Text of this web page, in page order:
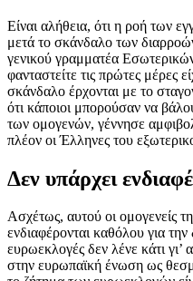
Είναι αλήθεια, ότι η ροή των
μετά το σκάνδαλο των
γενικού γραμματέα
φανταστείτε τις πρώτες μέρες
σκάνδαλο έρχονται με το
ότι κάποιοι μπορούσαν να
των ομογενών, γέννησε
πλέον οι Έλληνες του
Δεν υπάρχει
Ασχέτως, αυτού οι ομογενείς
ενδιαφέρονται καθόλου για
ευρωεκλογές δεν λένε κάτι γι’
στην ευρωπαϊκή ένωση ως